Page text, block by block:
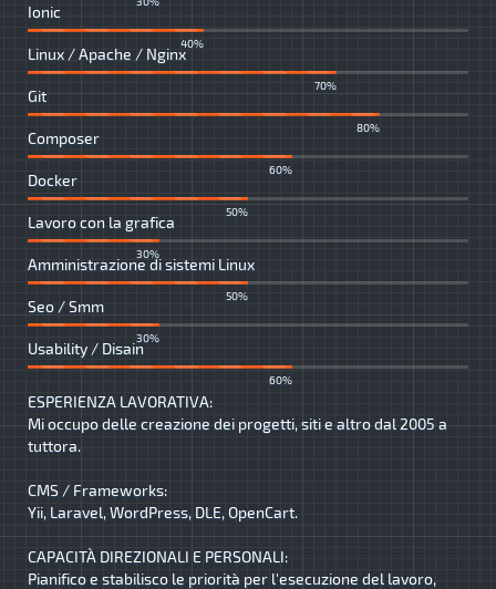
Ionic
40%
Linux / Apache / Nginx
70%
Git
80%
Composer
60%
Docker
50%
Lavoro con la grafica
30%
Amministrazione di sistemi Linux
50%
Seo / Smm
30%
Usability / Disain
60%
ESPERIENZA LAVORATIVA:
Mi occupo delle creazione dei progetti, siti e altro dal 2005 a
tuttora.
CMS / Frameworks:
Yii, Laravel, WordPress, DLE, OpenCart.
CAPACITÀ DIREZIONALI E PERSONALI:
Pianifico e stabilisco le priorità per l'esecuzione del lavoro,